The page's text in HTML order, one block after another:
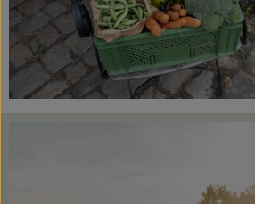
So geht's
Über uns
Veranstaltungen